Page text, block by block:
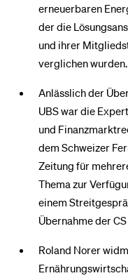
erneuerbaren
der die
und ihrer
verglichen wurden.
Anlässlich der
UBS war die
und
dem Schweizer
Zeitung für
Thema zur
einem
Übernahme der
Roland Norer